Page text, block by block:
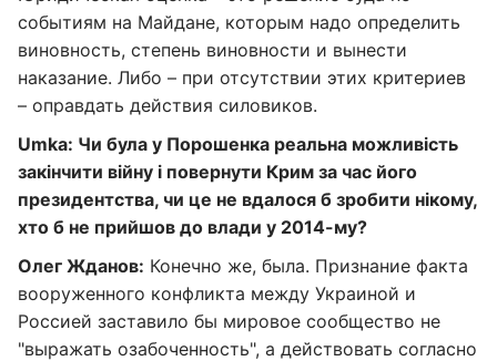
событиям на Майдане, которым надо определить
виновность, степень виновности и вынести
наказание. Либо – при отсутствии этих критериев
– оправдать действия силовиков.
Umka: Чи була у Порошенка реальна можливість
закінчити війну і повернути Крим за час його
президентства, чи це не вдалося б зробити нікому,
хто б не прийшов до влади у 2014-му?
Олег Жданов: Конечно же, была. Признание факта
вооруженного конфликта между Украиной и
Россией заставило бы мировое сообщество не
"выражать озабоченность", а действовать согласно